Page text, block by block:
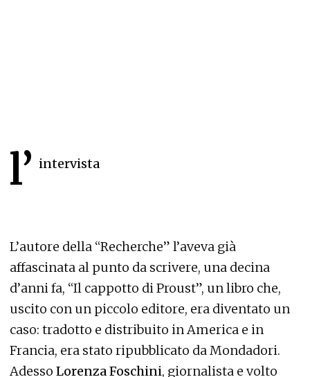
l’ intervista
L’autore della “Recherche” l’aveva già
affascinata al punto da scrivere, una decina
d’anni fa, “Il cappotto di Proust”, un libro che,
uscito con un piccolo editore, era diventato un
caso: tradotto e distribuito in America e in
Francia, era stato ripubblicato da Mondadori.
Adesso Lorenza Foschini, giornalista e volto